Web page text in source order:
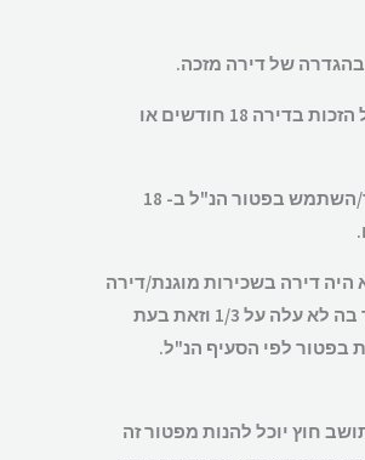
של דירה מזכה.
– המוכר הוא בעל הזכות בדירה 18 חודשים או
– המוכר לא מכר/השתמש בפטור הנ"ל ב- 18
דירה בשכירות מוגנת/דירה
עלה על 1/3
וזאת בעת
בפטור לפי הסעיף הנ"ל.
חוץ יוכל להנות מפטור זה